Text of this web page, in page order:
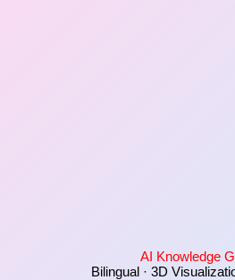
AI Knowledge
Bilingual · 3D